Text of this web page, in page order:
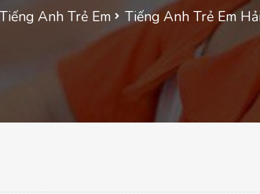
Anh Trẻ Em Tiếng Anh Trẻ Em